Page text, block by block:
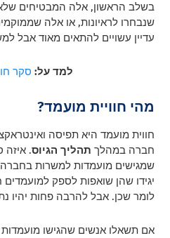
בשלב הראשון, אלה המבטיחים
שנבחרו לראיונות, או אלה
עדיין עשויים להתאים מאוד אבל
למד על: סקר
מהי חוויית מועמד?
חווית מועמד היא תפיסה
חברה במהלך תהליך הגיוס.איזה
שמגישים מועמדות למשרות
יגידו שהן שואפות לספק למועמדים
לומר שכן. אבל להרבה פחות יהיו
אם תשאלו אנשים שהגישו מועמדות